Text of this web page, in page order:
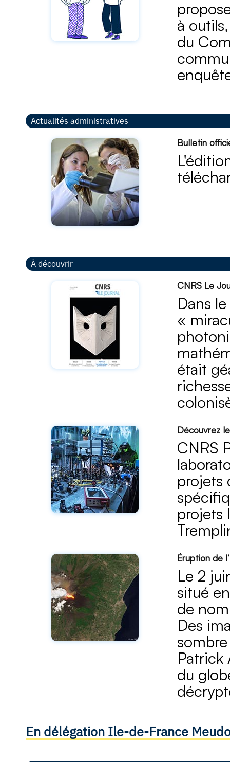
à
du
Actualités administratives
Bulletin
À découvrir
CNRS Le
Dans
«
était
Découvrez
CNRS
projets
projets
Éruption de
Le 2
situé
de
Des
Patrick
du
En délégation Ile-de-France